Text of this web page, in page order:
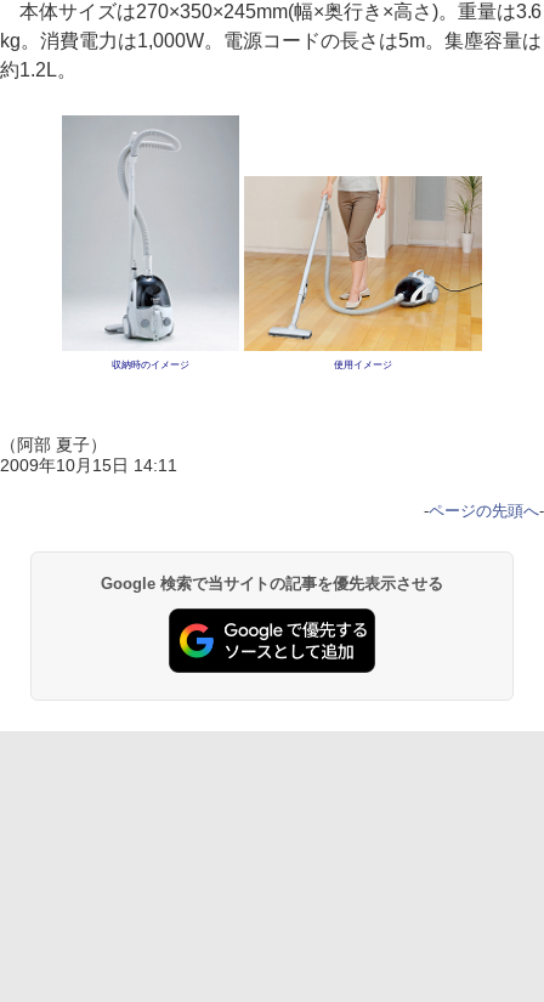
本体サイズは270×350×245mm(幅×奥行き×高さ)。重量は3.6
kg。消費電力は1,000W。電源コードの長さは5m。集塵容量は
約1.2L。
収納時のイメージ 使用イメージ
（阿部 夏子）
2009年10月15日 14:11
-ページの先頭へ-
Google 検索で当サイトの記事を優先表示させる